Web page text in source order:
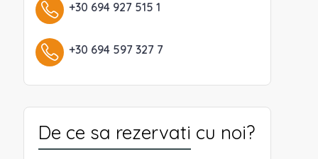
+30 694 927 515 1
+30 694 597 327 7
De ce sa rezervati cu noi?